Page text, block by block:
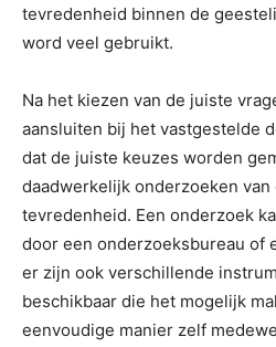
tevredenheid binnen de
word veel gebruikt.
Na het kiezen van de juiste
aansluiten bij het vastgestelde
dat de juiste keuzes worden
daadwerkelijk onderzoeken
tevredenheid. Een onderzoek
door een onderzoeksbureau of
er zijn ook verschillende
beschikbaar die het mogelijk
eenvoudige manier zelf